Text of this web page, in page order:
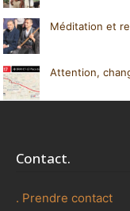
Méditation et
Attention,
Contact.
. Prendre contact